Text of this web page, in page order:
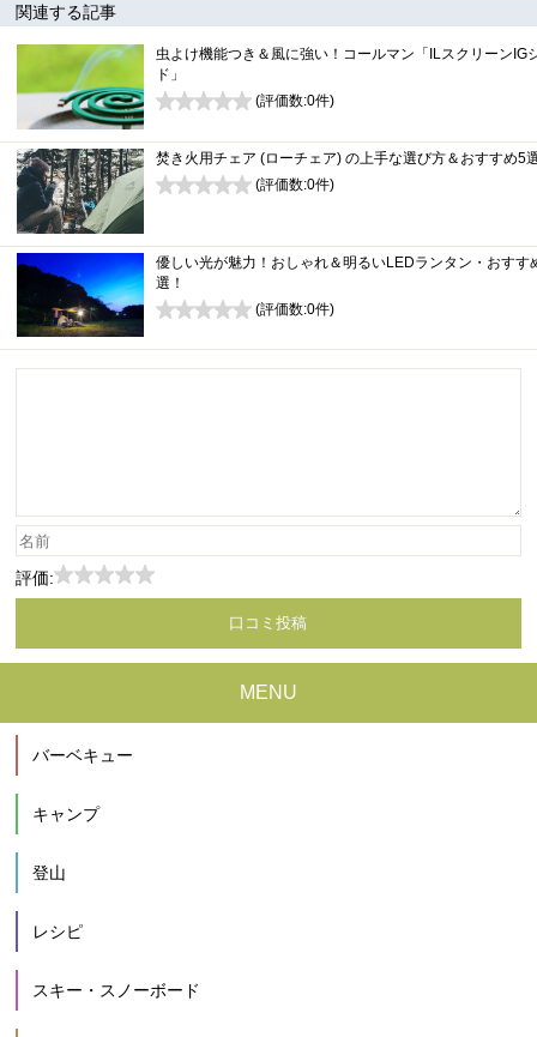
関連する記事
虫よけ機能つき＆風に強い！コールマン「ILスクリーンIG
ド」
(評価数:0件)
焚き火用チェア (ローチェア) の上手な選び方＆おすすめ5
(評価数:0件)
優しい光が魅力！おしゃれ＆明るいLEDランタン・おすす
選！
(評価数:0件)
評価:
MENU
バーベキュー
キャンプ
登山
レシピ
スキー・スノーボード